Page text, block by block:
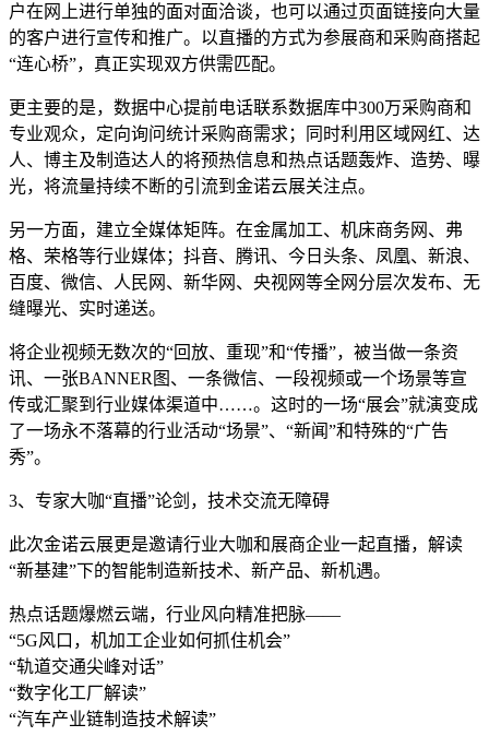
户在网上进行单独的面对面洽谈，也可以通过页面链接向大量
的客户进行宣传和推广。以直播的方式为参展商和采购商搭起
“连心桥”，真正实现双方供需匹配。
更主要的是，数据中心提前电话联系数据库中300万采购商和
专业观众，定向询问统计采购商需求；同时利用区域网红、达
人、博主及制造达人的将预热信息和热点话题轰炸、造势、曝
光，将流量持续不断的引流到金诺云展关注点。
另一方面，建立全媒体矩阵。在金属加工、机床商务网、弗
格、荣格等行业媒体；抖音、腾讯、今日头条、凤凰、新浪、
百度、微信、人民网、新华网、央视网等全网分层次发布、无
缝曝光、实时递送。
将企业视频无数次的“回放、重现”和“传播”，被当做一条资
讯、一张BANNER图、一条微信、一段视频或一个场景等宣
传或汇聚到行业媒体渠道中……。这时的一场“展会”就演变成
了一场永不落幕的行业活动“场景”、“新闻”和特殊的“广告
秀”。
3、专家大咖“直播”论剑，技术交流无障碍
此次金诺云展更是邀请行业大咖和展商企业一起直播，解读
“新基建”下的智能制造新技术、新产品、新机遇。
热点话题爆燃云端，行业风向精准把脉——
“5G风口，机加工企业如何抓住机会”
“轨道交通尖峰对话”
“数字化工厂解读”
“汽车产业链制造技术解读”